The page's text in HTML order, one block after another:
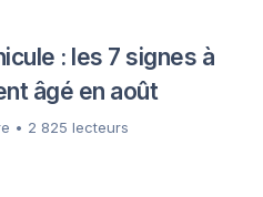
: les 7 signes à
âgé en août
• 2 825 lecteurs